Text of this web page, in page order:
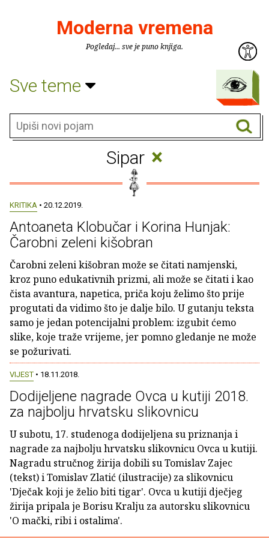
Moderna vremena
Pogledaj... sve je puno knjiga.
Sve teme
Sipar ×
KRITIKA • 20.12.2019.
Antoaneta Klobučar i Korina Hunjak:
Čarobni zeleni kišobran
Čarobni zeleni kišobran može se čitati namjenski,
kroz puno edukativnih prizmi, ali može se čitati i kao
čista avantura, napetica, priča koju želimo što prije
progutati da vidimo što je dalje bilo. U gutanju teksta
samo je jedan potencijalni problem: izgubit ćemo
slike, koje traže vrijeme, jer pomno gledanje ne može
se požurivati.
VIJEST • 18.11.2018.
Dodijeljene nagrade Ovca u kutiji 2018.
za najbolju hrvatsku slikovnicu
U subotu, 17. studenoga dodijeljena su priznanja i
nagrade za najbolju hrvatsku slikovnicu Ovca u kutiji.
Nagradu stručnog žirija dobili su Tomislav Zajec
(tekst) i Tomislav Zlatić (ilustracije) za slikovnicu
'Dječak koji je želio biti tigar'. Ovca u kutiji dječjeg
žirija pripala je Borisu Kralju za autorsku slikovnicu
'O mački, ribi i ostalima'.